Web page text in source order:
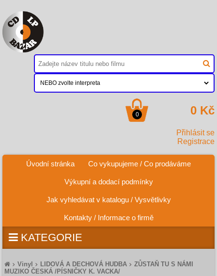
0 0 Kč
Přihlásit se
Registrace
Úvodní stránka Co vykupujeme / Co prodáváme
Výkupní a dodací podmínky
Jak vyhledávat v katalogu / Vysvětlivky
Kontakty / Informace o firmě
KATEGORIE
Vinyl LIDOVÁ A DECHOVÁ HUDBA
ZŮSTAŇ TU S NÁMI
MUZIKO ČESKÁ /PÍSNIČKY K. VACKA/